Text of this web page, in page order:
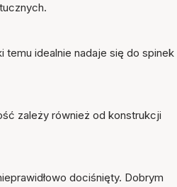
idealnie nadaje się do spinek
zależy również od konstrukcji
dociśnięty. Dobrym